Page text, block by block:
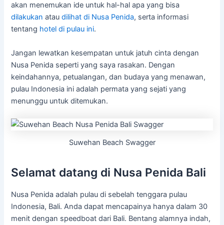
akan menemukan ide untuk hal-hal apa yang bisa
dilakukan ataudilihat di Nusa Penida, serta informasi
tentang hotel di pulau ini.
Jangan lewatkan kesempatan untuk jatuh cinta dengan
Nusa Penida seperti yang saya rasakan. Dengan
keindahannya, petualangan, dan budaya yang menawan,
pulau Indonesia ini adalah permata yang sejati yang
menunggu untuk ditemukan.
Suwehan Beach Swagger
Selamat datang di Nusa Penida Bali
Nusa Penida adalah pulau di sebelah tenggara pulau
Indonesia, Bali. Anda dapat mencapainya hanya dalam 30
menit dengan speedboat dari Bali. Bentang alamnya indah,